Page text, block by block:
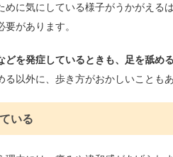
めに気にしている様子がうかがえる
があります。
どを発症しているときも、足を舐め
以外に、歩き方がおかしいことも
いる